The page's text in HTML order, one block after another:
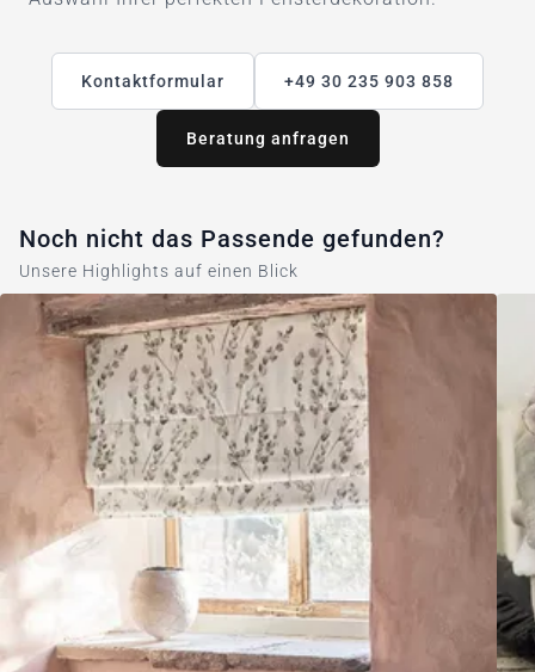
Kontaktformular +49 30 235 903 858
Beratung anfragen
Noch nicht das Passende gefunden?
Unsere Highlights auf einen Blick